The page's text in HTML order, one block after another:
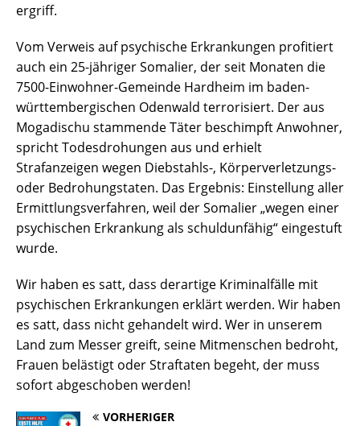
ergriff.
Vom Verweis auf psychische Erkrankungen profitiert
auch ein 25-jähriger Somalier, der seit Monaten die
7500-Einwohner-Gemeinde Hardheim im baden-
württembergischen Odenwald terrorisiert. Der aus
Mogadischu stammende Täter beschimpft Anwohner,
spricht Todesdrohungen aus und erhielt
Strafanzeigen wegen Diebstahls-, Körperverletzungs-
oder Bedrohungstaten. Das Ergebnis: Einstellung aller
Ermittlungsverfahren, weil der Somalier „wegen einer
psychischen Erkrankung als schuldunfähig“ eingestuft
wurde.
Wir haben es satt, dass derartige Kriminalfälle mit
psychischen Erkrankungen erklärt werden. Wir haben
es satt, dass nicht gehandelt wird. Wer in unserem
Land zum Messer greift, seine Mitmenschen bedroht,
Frauen belästigt oder Straftaten begeht, der muss
sofort abgeschoben werden!
VORHERIGER